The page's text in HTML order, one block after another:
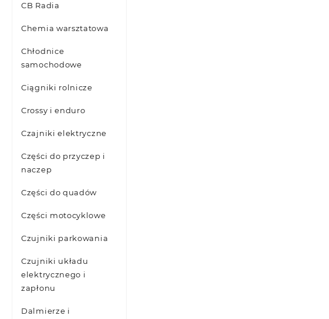
CB Radia
Chemia warsztatowa
Chłodnice
samochodowe
Ciągniki rolnicze
Crossy i enduro
Czajniki elektryczne
Części do przyczep i
naczep
Części do quadów
Części motocyklowe
Czujniki parkowania
Czujniki układu
elektrycznego i
zapłonu
Dalmierze i